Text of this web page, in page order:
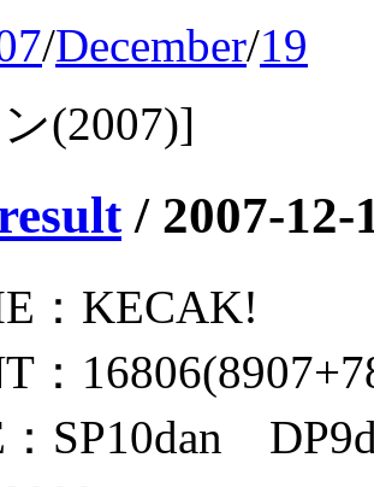
/December/19
(2007)]
/ 2007-12-
：KECAK!
：
SP10dan